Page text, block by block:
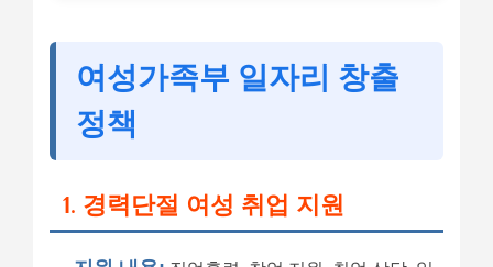
여성가족부 일자리 창출
정책
1. 경력단절 여성 취업 지원